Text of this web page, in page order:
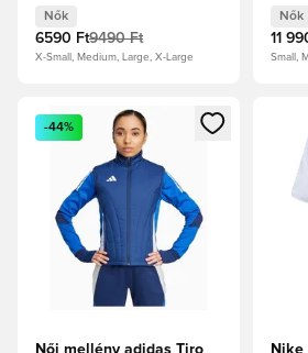
Nők
6590 Ft9490 Ft
X-Small, Medium, Large, X-Large
Nők
11
Small,
Megnyit egy modált a
-44%
Női mellény adidas Tiro